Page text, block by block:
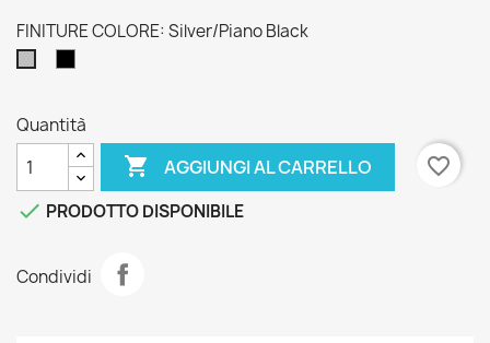
FINITURE COLORE: Silver/Piano Black
Quantità
 AGGIUNGI AL CARRELLO
favorite_border
 PRODOTTO DISPONIBILE
Condividi